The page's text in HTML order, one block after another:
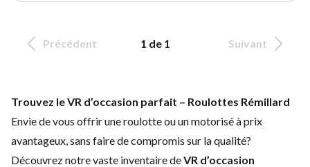
Précédent 1 de 1 Suivant
Trouvez le VR d’occasion parfait – Roulottes Rémillard
Envie de vous offrir une roulotte ou un motorisé à prix
avantageux, sans faire de compromis sur la qualité?
Découvrez notre vaste inventaire deVR d’occasion